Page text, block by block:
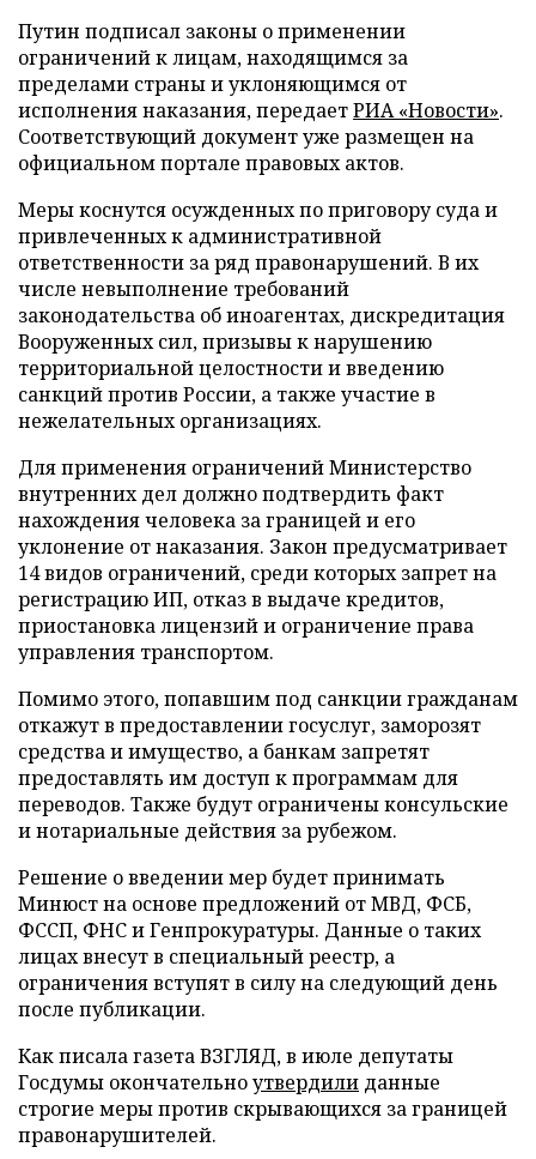
Путин подписал законы о применении
ограничений к лицам, находящимся за
пределами страны и уклоняющимся от
исполнения наказания, передаетРИА «Новости».
Соответствующий документ уже размещен на
официальном портале правовых актов.
Меры коснутся осужденных по приговору суда и
привлеченных к административной
ответственности за ряд правонарушений. В их
числе невыполнение требований
законодательства об иноагентах, дискредитация
Вооруженных сил, призывы к нарушению
территориальной целостности и введению
санкций против России, а также участие в
нежелательных организациях.
Для применения ограничений Министерство
внутренних дел должно подтвердить факт
нахождения человека за границей и его
уклонение от наказания. Закон предусматривает
14 видов ограничений, среди которых запрет на
регистрацию ИП, отказ в выдаче кредитов,
приостановка лицензий и ограничение права
управления транспортом.
Помимо этого, попавшим под санкции гражданам
откажут в предоставлении госуслуг, заморозят
средства и имущество, а банкам запретят
предоставлять им доступ к программам для
переводов. Также будут ограничены консульские
и нотариальные действия за рубежом.
Решение о введении мер будет принимать
Минюст на основе предложений от МВД, ФСБ,
ФССП, ФНС и Генпрокуратуры. Данные о таких
лицах внесут в специальный реестр, а
ограничения вступят в силу на следующий день
после публикации.
Как писала газета ВЗГЛЯД, в июле депутаты
Госдумы окончательноутвердили данные
строгие меры против скрывающихся за границей
правонарушителей.